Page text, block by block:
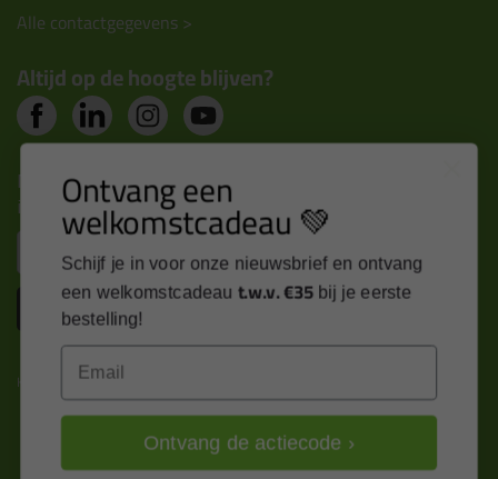
Alle contactgegevens >
Altijd op de hoogte blijven?
Nieuws, tips en exclusieve deals rechtstreeks in je
inbox
Inschrijven
Kitcentrum is trots op:
Ontvang een
welkomstcadeau 💚
Schijf je in voor onze nieuwsbrief en ontvang
een welkomstcadeau t.w.v. €35 bij je eerste
bestelling!
Ontvang de actiecode ›